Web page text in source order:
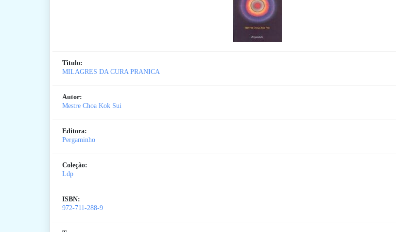
Titulo:
MILAGRES DA CURA PRANICA
Autor:
Mestre Choa Kok Sui
Editora:
Pergaminho
Coleção:
Ldp
ISBN:
972-711-288-9